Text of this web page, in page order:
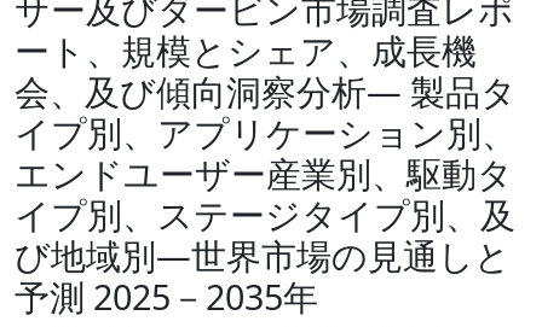
ート、規模とシェア、成長機
会、及び傾向洞察分析― 製品タ
イプ別、アプリケーション別、
エンドユーザー産業別、駆動タ
イプ別、ステージタイプ別、及
び地域別―世界市場の見通しと
予測 2025－2035年